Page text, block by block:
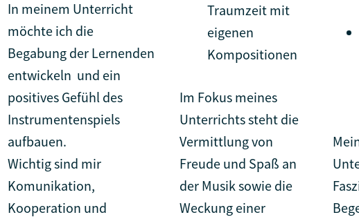
In meinem Unterricht
möchte ich die
Begabung der Lernenden
entwickeln und ein
positives Gefühl des
Instrumentenspiels
aufbauen.
Wichtig sind mir
Komunikation,
Kooperation und
Traumzeit mit
eigenen
Kompositionen
Im Fokus meines
Unterrichts steht die
Vermittlung von
Freude und Spaß an
der Musik sowie die
Weckung einer